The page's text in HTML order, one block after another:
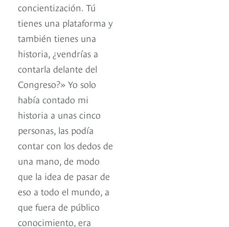
concientización. Tú
tienes una plataforma y
también tienes una
historia, ¿vendrías a
contarla delante del
Congreso?» Yo solo
había contado mi
historia a unas cinco
personas, las podía
contar con los dedos de
una mano, de modo
que la idea de pasar de
eso a todo el mundo, a
que fuera de público
conocimiento, era